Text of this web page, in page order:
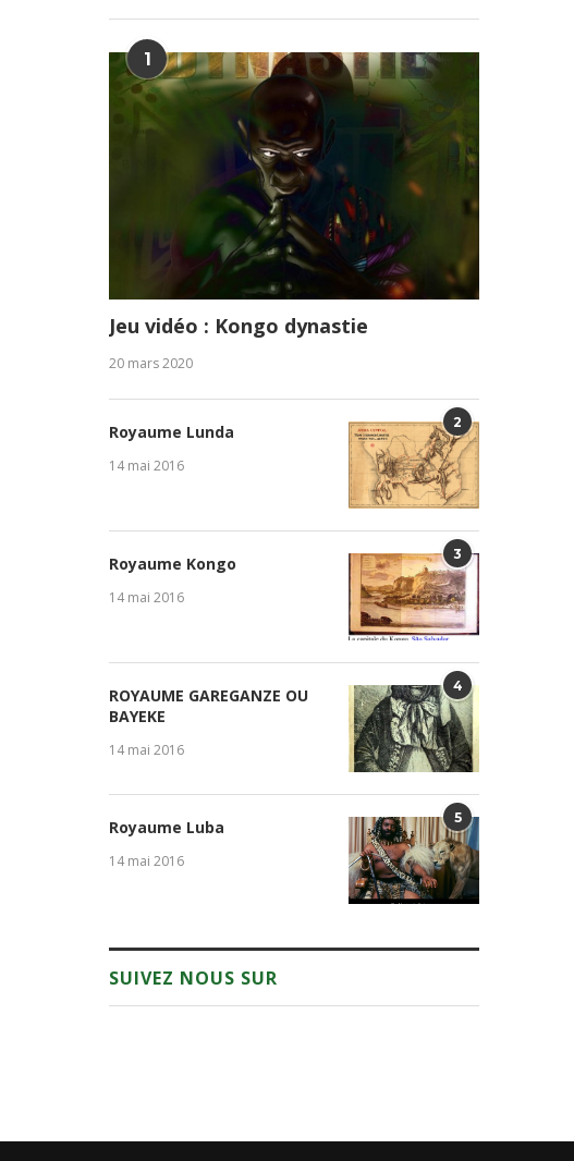
1
Jeu vidéo : Kongo dynastie
20 mars 2020
2
Royaume Lunda
14 mai 2016
3
Royaume Kongo
14 mai 2016
4
ROYAUME GAREGANZE OU
BAYEKE
14 mai 2016
5
Royaume Luba
14 mai 2016
SUIVEZ NOUS SUR